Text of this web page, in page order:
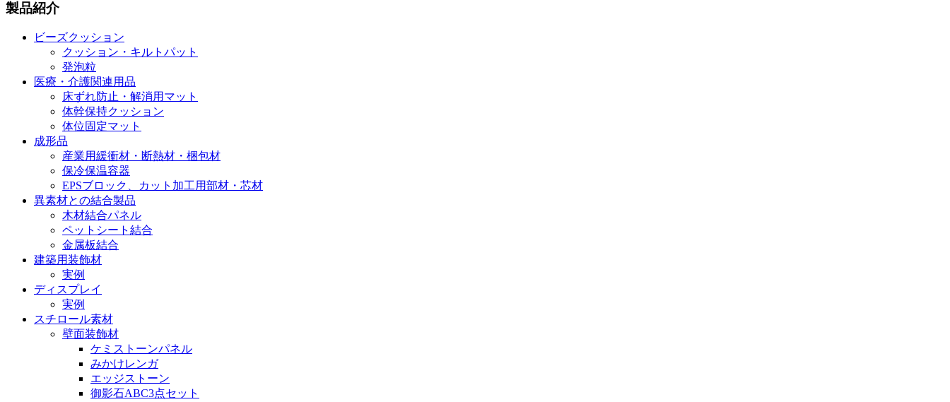
製品紹介
ビーズクッション
クッション・キルトパット
発泡粒
医療・介護関連用品
床ずれ防止・解消用マット
体幹保持クッション
体位固定マット
成形品
産業用緩衝材・断熱材・梱包材
保冷保温容器
EPSブロック、カット加工用部材・芯材
異素材との結合製品
木材結合パネル
ペットシート結合
金属板結合
建築用装飾材
実例
ディスプレイ
実例
スチロール素材
壁面装飾材
ケミストーンパネル
みかけレンガ
エッジストーン
御影石ABC3点セット